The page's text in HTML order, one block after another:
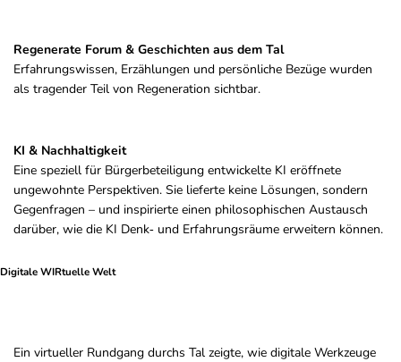
Regenerate Forum & Geschichten aus dem Tal
Erfahrungswissen, Erzählungen und persönliche Bezüge wurden
als tragender Teil von Regeneration sichtbar.
KI & Nachhaltigkeit
Eine speziell für Bürgerbeteiligung entwickelte KI eröffnete
ungewohnte Perspektiven. Sie lieferte keine Lösungen, sondern
Gegenfragen – und inspirierte einen philosophischen Austausch
darüber, wie die KI Denk‑ und Erfahrungsräume erweitern können.
Digitale WIRtuelle Welt
Ein virtueller Rundgang durchs Tal zeigte, wie digitale Werkzeuge